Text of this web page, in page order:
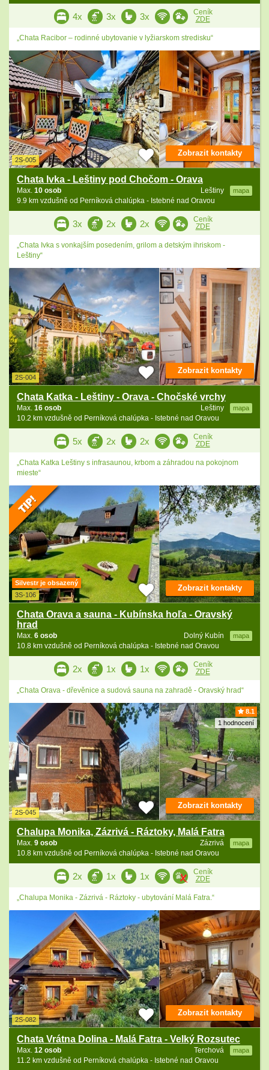
4x 3x 3x
Ceník
ZDE
„Chata Racibor – rodinné ubytovanie v lyžiarskom stredisku“
2S-005
Chata Ivka - Leštiny pod Chočom - Orava
Leštiny mapa
Max. 10 osob
9.9 km vzdušně od Perníková chalúpka - Istebné nad Oravou
Zobrazit kontakty
3x 2x 2x
Ceník
ZDE
„Chata Ivka s vonkajším posedením, grilom a detským ihriskom -
Leštiny“
2S-004
Chata Katka - Leštiny - Orava - Chočské vrchy
Leštiny mapa
Max. 16 osob
10.2 km vzdušně od Perníková chalúpka - Istebné nad Oravou
Zobrazit kontakty
5x 2x 2x
Ceník
ZDE
„Chata Katka Leštiny s infrasaunou, krbom a záhradou na pokojnom
mieste“
Silvestr je obsazený
3S-106
Chata Orava a sauna - Kubínska hoľa - Oravský
hrad
Dolný Kubín mapa
Max. 6 osob
10.8 km vzdušně od Perníková chalúpka - Istebné nad Oravou
Zobrazit kontakty
2x 1x 1x
Ceník
ZDE
„Chata Orava - dřevěnice a sudová sauna na zahradě - Oravský hrad“
8.1
1 hodnocení
2S-045
Chalupa Monika, Zázrivá - Ráztoky, Malá Fatra
Zázrivá mapa
Max. 9 osob
10.8 km vzdušně od Perníková chalúpka - Istebné nad Oravou
Zobrazit kontakty
2x 1x 1x
Ceník
ZDE
„Chalupa Monika - Zázrivá - Ráztoky - ubytování Malá Fatra.“
2S-082
Chata Vrátna Dolina - Malá Fatra - Velký Rozsutec
Terchová mapa
Max. 12 osob
11.2 km vzdušně od Perníková chalúpka - Istebné nad Oravou
Zobrazit kontakty